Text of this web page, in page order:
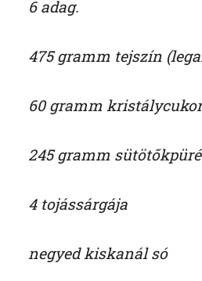
6 adag.
475 gramm tejszín
60 gramm kristálycukor
245 gramm sütötőkpüré
4 tojássárgája
negyed kiskanál só